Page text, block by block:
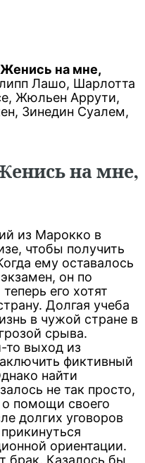
на мне,
Лашо, Шарлотта
Жюльен Аррути,
Зинедин Суалем,
на мне,
из Марокко в
чтобы получить
ему оставалось
он по
его хотят
Долгая учеба
в чужой стране в
срыва.
то выход из
фиктивный
найти
не так просто,
о помощи своего
долгих уговоров
ориентации.
Казалось бы,